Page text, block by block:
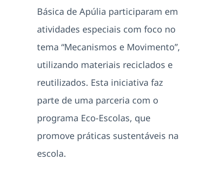
Básica de Apúlia participaram em
atividades especiais com foco no
tema “Mecanismos e Movimento”,
utilizando materiais reciclados e
reutilizados. Esta iniciativa faz
parte de uma parceria com o
programa Eco-Escolas, que
promove práticas sustentáveis na
escola.